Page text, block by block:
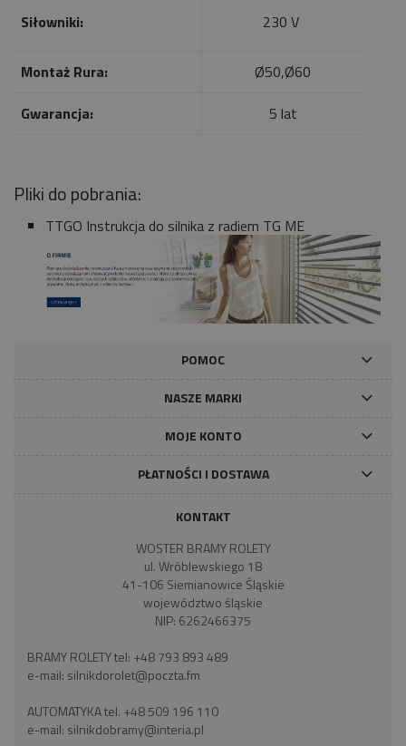
Siłowniki: 230 V
Montaż Rura:
Ø50,Ø60
Gwarancja:
5 lat
Pliki do pobrania:
TTGO Instrukcja do silnika z radiem TG ME
POMOC
NASZE MARKI
MOJE KONTO
PŁATNOŚCI I DOSTAWA
KONTAKT
WOSTER BRAMY ROLETY
ul. Wróblewskiego 18
41-106 Siemianowice Śląskie
województwo śląskie
NIP: 6262466375
BRAMY ROLETY tel: +48 793 893 489
e-mail: silnikdorolet@poczta.fm
AUTOMATYKA tel. +48 509 196 110
e-mail: silnikdobramy@interia.pl